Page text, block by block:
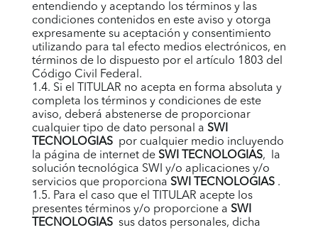
entendiendo y aceptando los términos y las
condiciones contenidos en este aviso y otorga
expresamente su aceptación y consentimiento
utilizando para tal efecto medios electrónicos, en
términos de lo dispuesto por el artículo 1803 del
Código Civil Federal.
1.4. Si el TITULAR no acepta en forma absoluta y
completa los términos y condiciones de este
aviso, deberá abstenerse de proporcionar
cualquier tipo de dato personal a SWI
TECNOLOGIAS por cualquier medio incluyendo
la página de internet de SWI TECNOLOGIAS, la
solución tecnológica SWI y/o aplicaciones y/o
servicios que proporciona SWI TECNOLOGIAS .
1.5. Para el caso que el TITULAR acepte los
presentes términos y/o proporcione a SWI
TECNOLOGIAS sus datos personales, dicha